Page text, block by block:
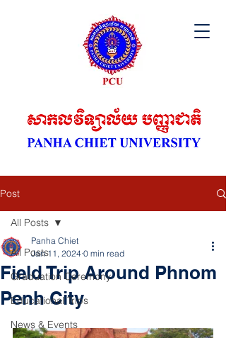
Post
All Posts
Graduation Ceremony
Educational Trips
News & Events
All Posts
Field Trip Around Phnom
Penh City
Panha Chiet
Jan 11, 2024 0 min read